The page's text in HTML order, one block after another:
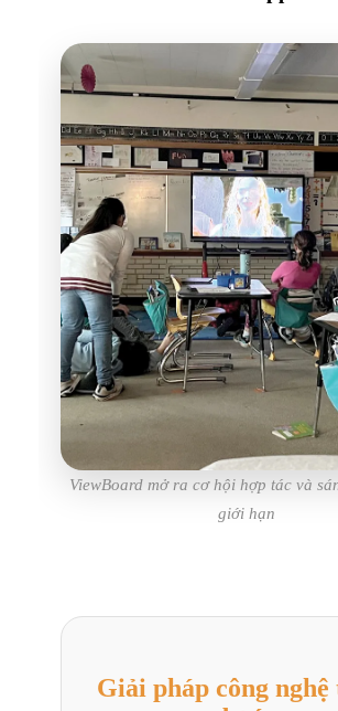
ViewBoard mở ra cơ hội hợp tác và
giới hạn
Giải pháp công